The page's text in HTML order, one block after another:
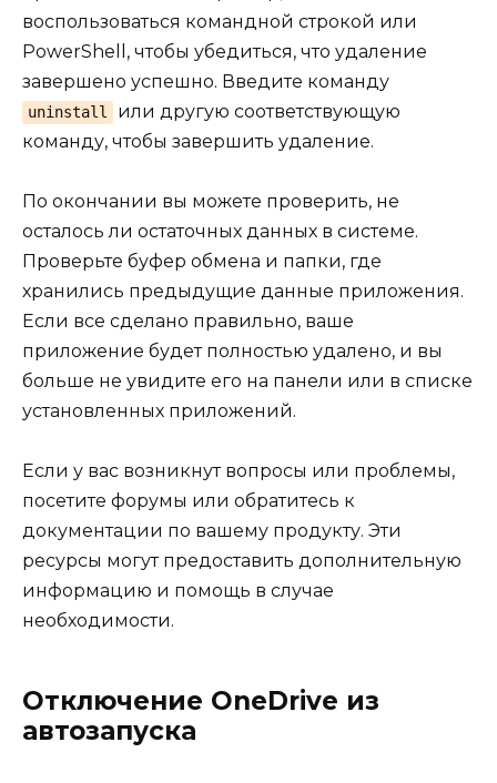
воспользоваться командной строкой или
PowerShell, чтобы убедиться, что удаление
завершено успешно. Введите команду
uninstall
или другую соответствующую
команду, чтобы завершить удаление.
По окончании вы можете проверить, не
осталось ли остаточных данных в системе.
Проверьте буфер обмена и папки, где
хранились предыдущие данные приложения.
Если все сделано правильно, ваше
приложение будет полностью удалено, и вы
больше не увидите его на панели или в списке
установленных приложений.
Если у вас возникнут вопросы или проблемы,
посетите форумы или обратитесь к
документации по вашему продукту. Эти
ресурсы могут предоставить дополнительную
информацию и помощь в случае
необходимости.
Отключение OneDrive из
автозапуска